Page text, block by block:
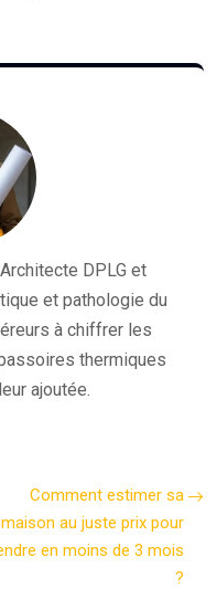
DPLG et
et pathologie du
à chiffrer les
thermiques
ajoutée.
Comment estimer sa
maison au juste prix pour
en moins de 3 mois
?